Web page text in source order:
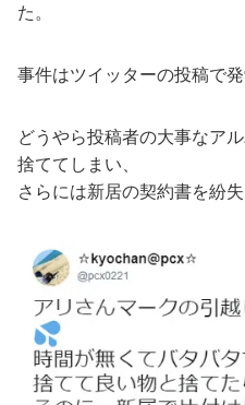
た。
事件はツイッターの投稿で発
どうやら投稿者の大事なア
捨ててしまい、
さらには新居の契約書を紛